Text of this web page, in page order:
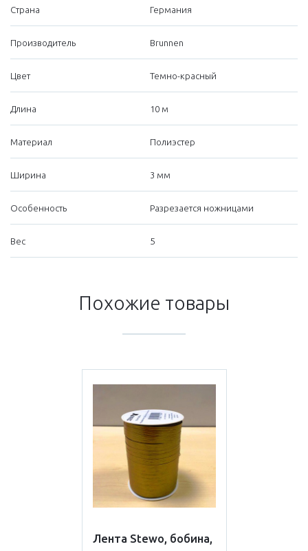
Страна Германия
Производитель Brunnen
Цвет Темно-красный
Длина 10 м
Материал Полиэстер
Ширина 3 мм
Особенность Разрезается ножницами
Вес 5
Похожие товары
Лента Stewo, бобина,